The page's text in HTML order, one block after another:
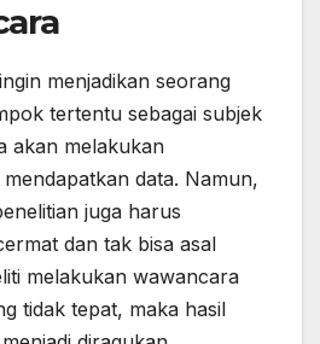
menjadikan seorang
tertentu sebagai subjek
akan melakukan
data. Namun,
juga harus
dan tak bisa asal
melakukan wawancara
tidak tepat, maka hasil